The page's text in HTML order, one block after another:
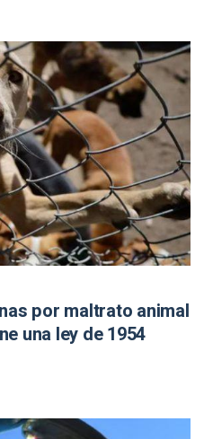
por maltrato animal
una ley de 1954